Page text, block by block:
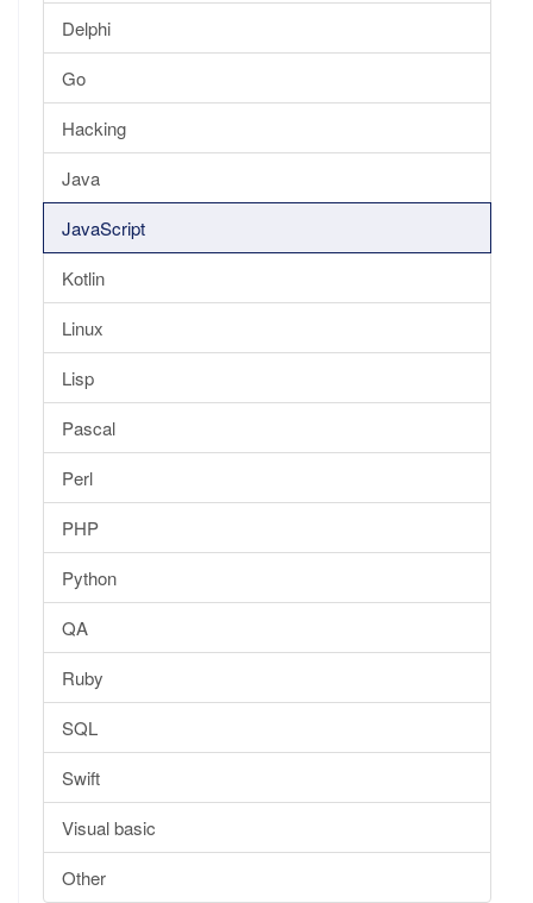
Delphi
Go
Hacking
Java
JavaScript
Kotlin
Linux
Lisp
Pascal
Perl
PHP
Python
QA
Ruby
SQL
Swift
Visual basic
Other